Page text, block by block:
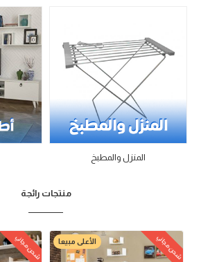
المنزل والمطبخ
منتجات رائجة
الأعلى مبيعا شحن مجاني شحن مجاني